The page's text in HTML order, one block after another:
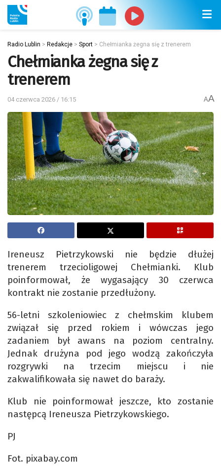
Radio Lublin > Redakcje > Sport > Chełmianka żegna się z trenerem
Chełmianka żegna się z
trenerem
04 czerwca 2026 / 16:15 AA
Ireneusz Pietrzykowski nie będzie dłużej
trenerem trzecioligowej Chełmianki. Klub
poinformował, że wygasający 30 czerwca
kontrakt nie zostanie przedłużony.
56-letni szkoleniowiec z chełmskim klubem
związał się przed rokiem i wówczas jego
zadaniem był awans na poziom centralny.
Jednak drużyna pod jego wodzą zakończyła
rozgrywki na trzecim miejscu i nie
zakwalifikowała się nawet do baraży.
Klub nie poinformował jeszcze, kto zostanie
następcą Ireneusza Pietrzykowskiego.
PJ
Fot. pixabay.com